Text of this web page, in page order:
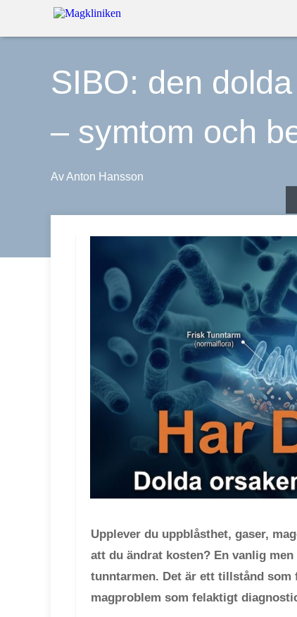
SIBO: den
– symtom och
AvAnton Hansson
Upplever du uppblåsthet, gaser,
att du ändrat kosten? En vanlig
tunntarmen. Det är ett tillstånd som
magproblem som felaktigt